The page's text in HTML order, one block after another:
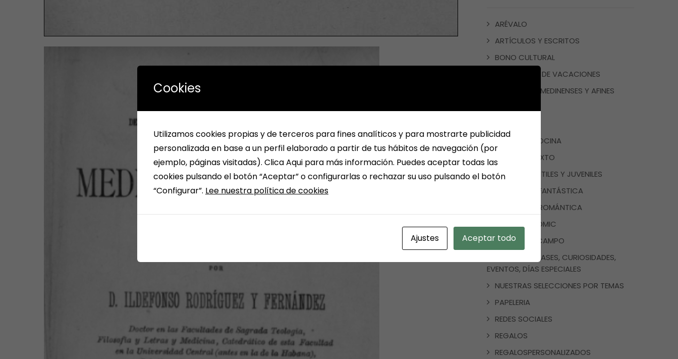
ARÉVALO
ARTÍCULOS Y ESCRITOS
BONO CULTURAL
CUADERNOS DE VACACIONES
ESCRITORES MEDINENSES Y AFINES
LIBROS DE COCINA
LIBROS DE TEXTO
LIBROS INFANTILES Y JUVENILES
LITERATURA FANTÁSTICA
LITERATURA ROMÁNTICA
MANGA Y COMIC
MEDINA DEL CAMPO
NOTICIAS, FRASES, CURIOSIDADES,
EVENTOS, DÍAS ESPECIALES
NUESTRAS SELECCIONES POR TEMAS
PAPELERIA
REDES SOCIALES
REGALOS
REGALOSPERSONALIZADOS
Cookies
Utilizamos cookies propias y de terceros para fines analíticos y para mostrarte publicidad
personalizada en base a un perfil elaborado a partir de tus hábitos de navegación (por
ejemplo, páginas visitadas). Clica Aqui para más información. Puedes aceptar todas las
cookies pulsando el botón “Aceptar” o configurarlas o rechazar su uso pulsando el botón
“Configurar”. Lee nuestra política de cookies
Ajustes Aceptar todo